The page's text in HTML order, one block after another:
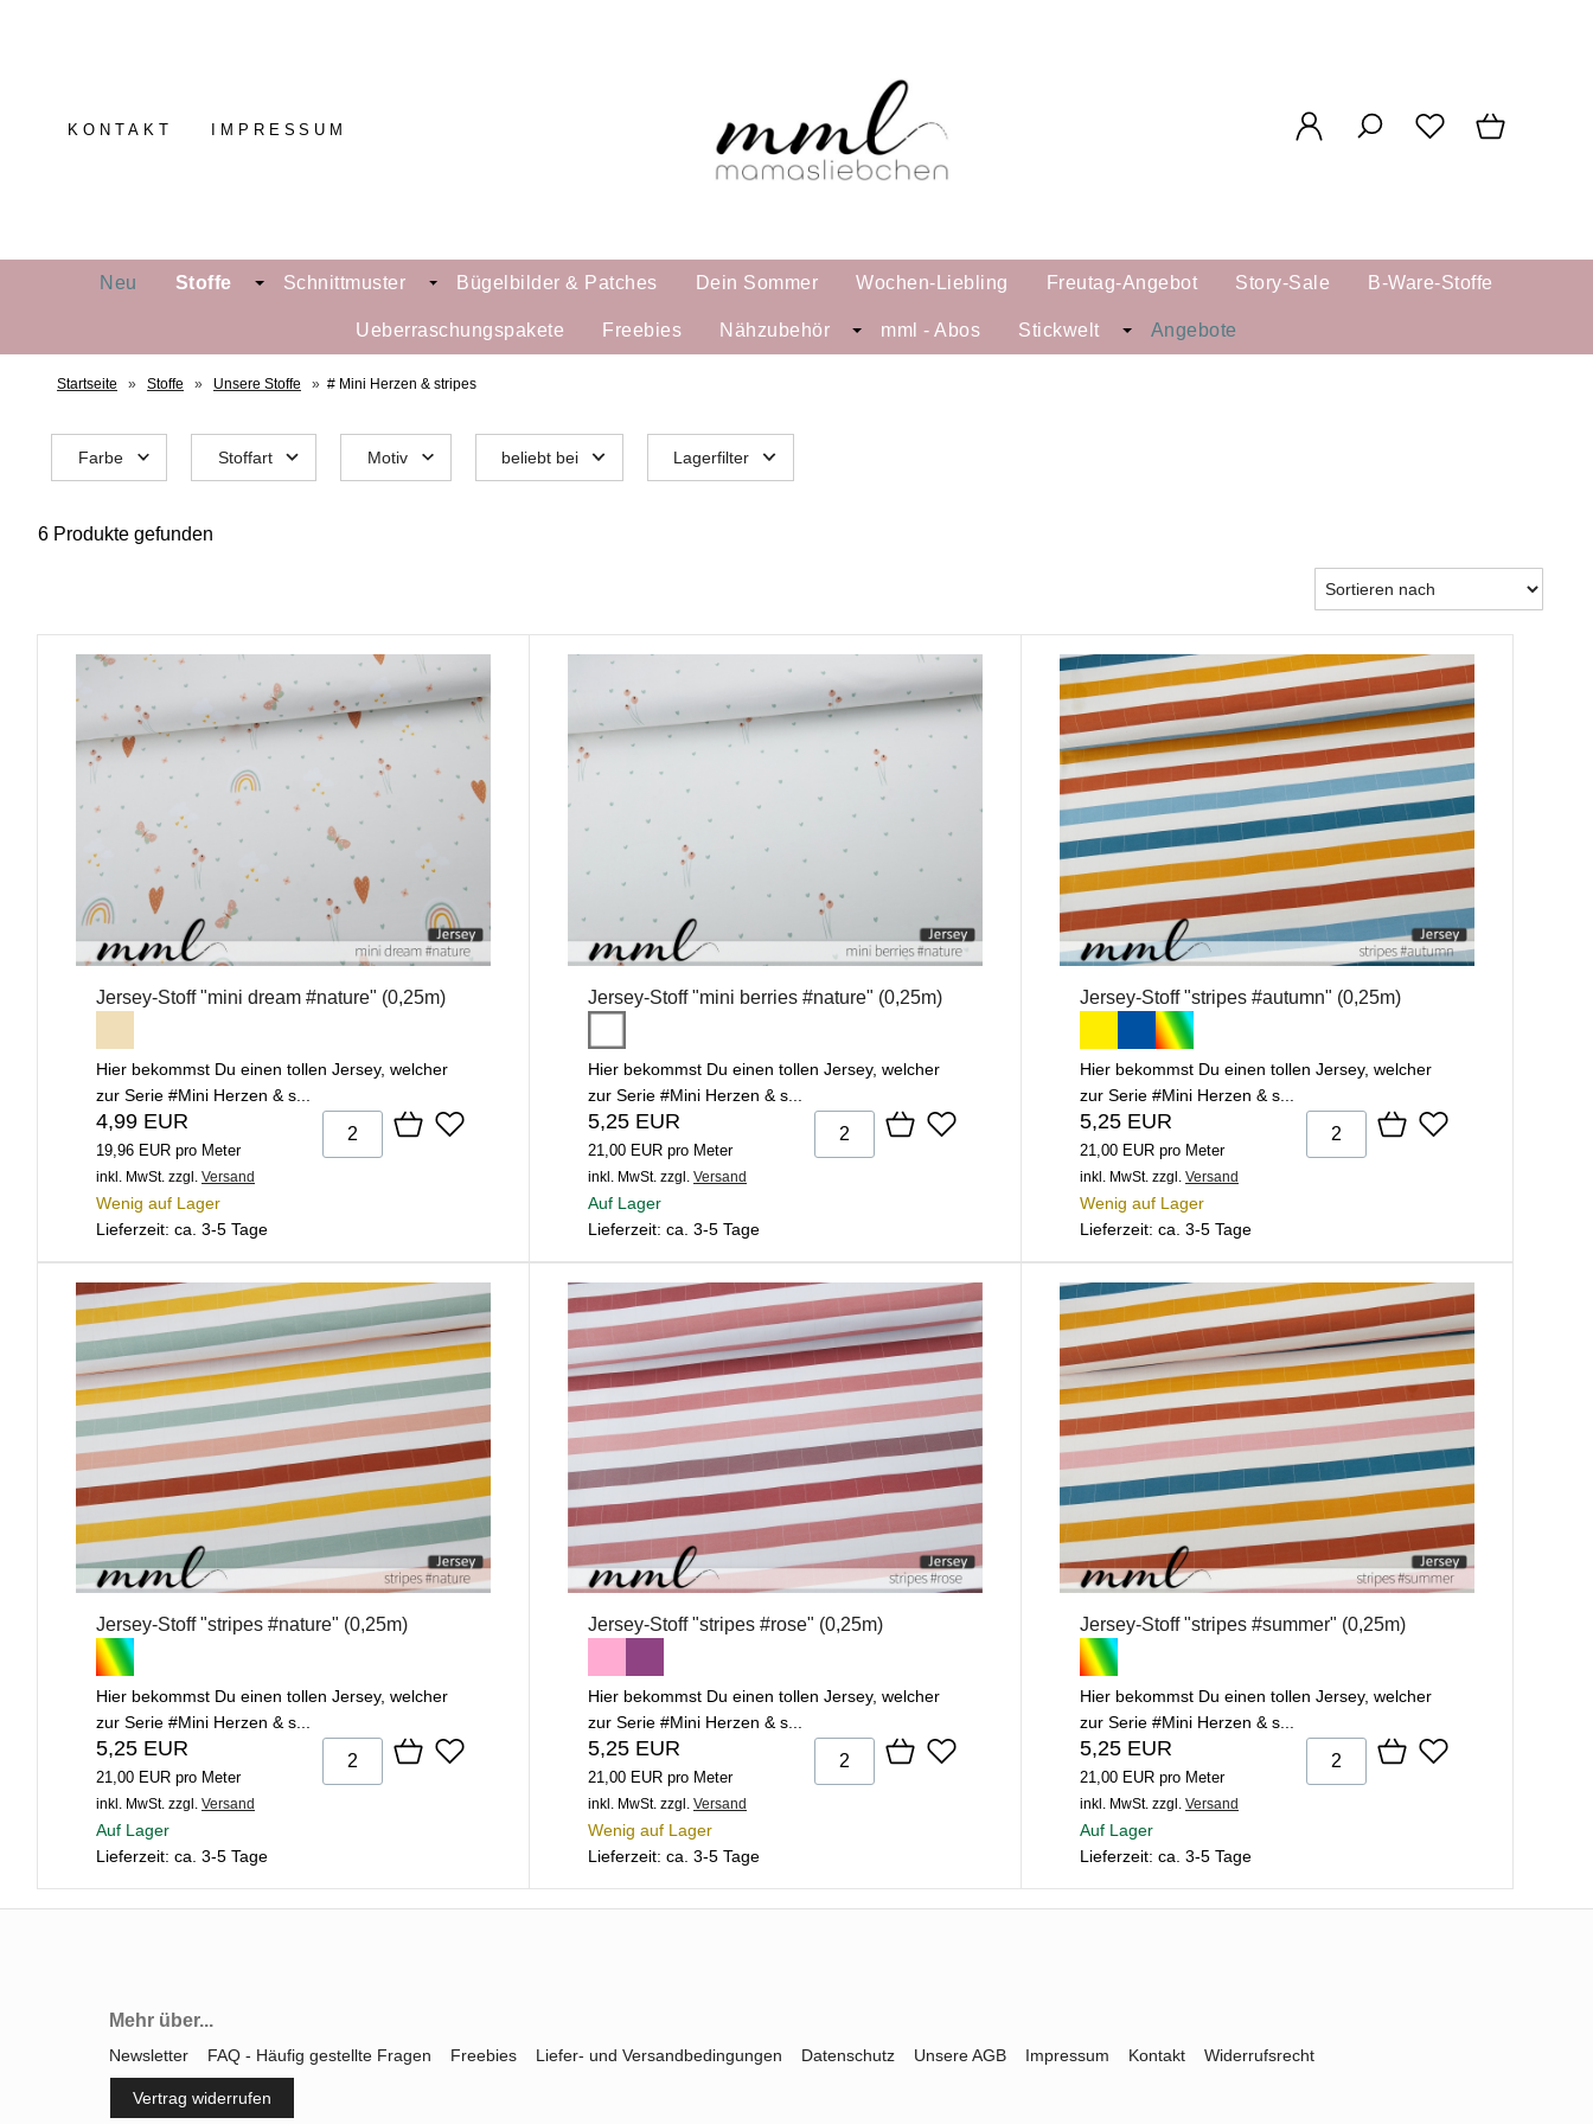
KONTAKT IMPRESSUM
Neu Stoffe Schnittmuster Bügelbilder & Patches Dein Sommer Wochen-Liebling Freutag-Angebot Story-Sale B-Ware-Stoffe
Ueberraschungspakete Freebies Nähzubehör mml - Abos Stickwelt Angebote
Startseite » Stoffe » Unsere Stoffe » # Mini Herzen & stripes
Farbe Stoffart Motiv beliebt bei Lagerfilter
6 Produkte gefunden
Jersey-Stoff "mini dream #nature" (0,25m)
Hier bekommst Du einen tollen Jersey, welcher
zur Serie #Mini Herzen & s...
4,99 EUR
19,96 EUR pro Meter
inkl. MwSt. zzgl. Versand
Wenig auf Lager
Lieferzeit: ca. 3-5 Tage
Jersey-Stoff "mini berries #nature" (0,25m)
Hier bekommst Du einen tollen Jersey, welcher
zur Serie #Mini Herzen & s...
5,25 EUR
21,00 EUR pro Meter
inkl. MwSt. zzgl. Versand
Auf Lager
Lieferzeit: ca. 3-5 Tage
Jersey-Stoff "stripes #autumn" (0,25m)
Hier bekommst Du einen tollen Jersey, welcher
zur Serie #Mini Herzen & s...
5,25 EUR
21,00 EUR pro Meter
inkl. MwSt. zzgl. Versand
Wenig auf Lager
Lieferzeit: ca. 3-5 Tage
Jersey-Stoff "stripes #nature" (0,25m)
Hier bekommst Du einen tollen Jersey, welcher
zur Serie #Mini Herzen & s...
5,25 EUR
21,00 EUR pro Meter
inkl. MwSt. zzgl. Versand
Auf Lager
Lieferzeit: ca. 3-5 Tage
Jersey-Stoff "stripes #rose" (0,25m)
Hier bekommst Du einen tollen Jersey, welcher
zur Serie #Mini Herzen & s...
5,25 EUR
21,00 EUR pro Meter
inkl. MwSt. zzgl. Versand
Wenig auf Lager
Lieferzeit: ca. 3-5 Tage
Jersey-Stoff "stripes #summer" (0,25m)
Hier bekommst Du einen tollen Jersey, welcher
zur Serie #Mini Herzen & s...
5,25 EUR
21,00 EUR pro Meter
inkl. MwSt. zzgl. Versand
Auf Lager
Lieferzeit: ca. 3-5 Tage
Mehr über...
Newsletter FAQ - Häufig gestellte Fragen Freebies Liefer- und Versandbedingungen Datenschutz Unsere AGB Impressum Kontakt Widerrufsrecht
Vertrag widerrufen